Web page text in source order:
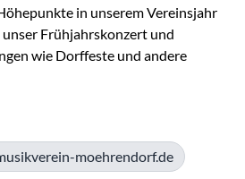
in unserem Vereinsjahr
Frühjahrskonzert und
wie Dorffeste und andere
moehrendorf.de